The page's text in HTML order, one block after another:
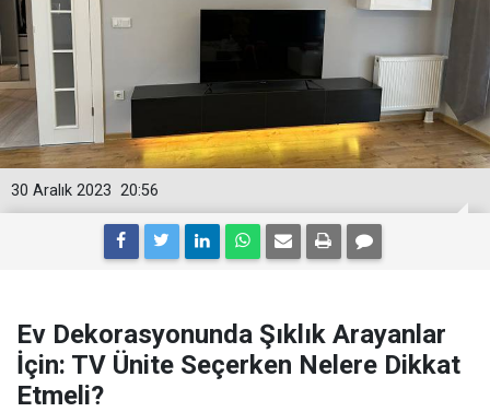
20:56
30 Aralık 2023
Ev Dekorasyonunda Şıklık Arayanlar
İçin: TV Ünite Seçerken Nelere Dikkat
Etmeli?